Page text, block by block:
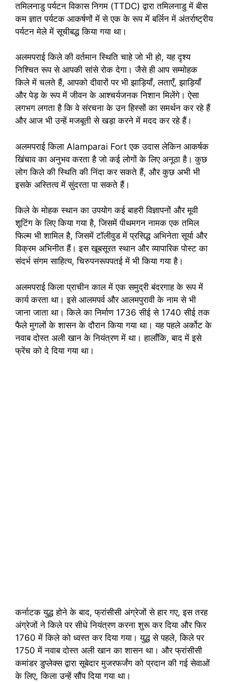
तमिलनाडु पर्यटन विकास निगम (TTDC) द्वारा तमिलनाडु में बीस
कम ज्ञात पर्यटक आकर्षणों में से एक के रूप में बर्लिन में अंतर्राष्ट्रीय
पर्यटन मेले में सूचीबद्ध किया गया था।
अलमपराई किले की वर्तमान स्थिति चाहे जो भी हो, यह दृश्य
निश्चित रूप से आपकी सांसे रोक देगा। जैसे ही आप सम्मोहक
किले में चलते हैं, आपको दीवारों पर भी झाड़ियाँ, लताएँ, झाड़ियाँ
और पेड़ के रूप में जीवन के आश्चर्यजनक निशान मिलेंगे। ऐसा
लगभग लगता है कि वे संरचना के उन हिस्सों का समर्थन कर रहे हैं
और आज भी उन्हें मजबूती से खड़ा करने में मदद कर रहे हैं।
अलमपराई किला Alamparai Fort एक उदास लेकिन आकर्षक
खिंचाव का अनुभव करता है जो कई लोगों के लिए अनूठा है। कुछ
लोग किले की स्थिति की निंदा कर सकते हैं, और कुछ अभी भी
इसके अस्तित्व में सुंदरता पा सकते हैं।
किले के मोहक स्थान का उपयोग कई बाहरी विज्ञापनों और मूवी
शूटिंग के लिए किया गया है, जिसमें पीथमगन नामक एक तमिल
फिल्म भी शामिल है, जिसमें टॉलीवुड में प्रसिद्ध अभिनेता सूर्या और
विक्रम अभिनीत हैं। इस खूबसूरत स्थान और व्यापारिक पोस्ट का
संदर्भ संगम साहित्य, चिरुपनरूपपतई में भी किया गया है।
अलमपराई किला प्राचीन काल में एक समुद्री बंदरगाह के रूप में
कार्य करता था। इसे आलमपर्व और आलमपुरावी के नाम से भी
जाना जाता था। किले का निर्माण 1736 सीई से 1740 सीई तक
फैले मुगलों के शासन के दौरान किया गया था। यह पहले अर्कोट के
नवाब दोस्त अली खान के नियंत्रण में था। हालाँकि, बाद में इसे
फ्रेंच को दे दिया गया था।
कर्नाटक युद्ध होने के बाद, फ्रांसीसी अंग्रेजों से हार गए, इस तरह
अंग्रेजों ने किले पर सीधे नियंत्रण करना शुरू कर दिया और फिर
1760 में किले को ध्वस्त कर दिया गया। युद्ध से पहले, किले पर
1750 में नवाब दोस्त अली खान का शासन था। और फ्रांसीसी
कमांडर डुप्लेक्स द्वारा सूबेदार मुजरफर्जंग को प्रदान की गई सेवाओं
के लिए, किला उन्हें सौंप दिया गया था।